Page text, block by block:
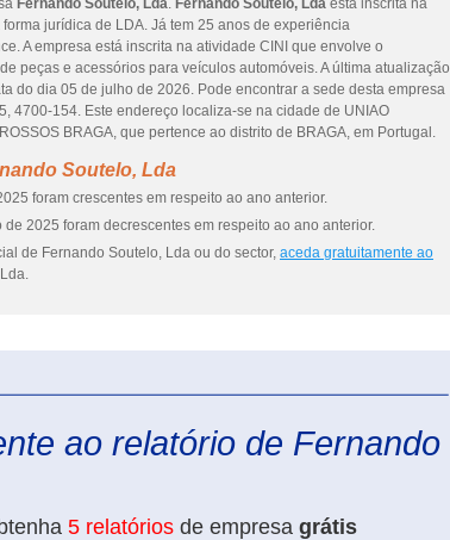
Fernando Soutelo, Lda. Fernando Soutelo, Lda está inscrita na
jurídica de LDA. Já tem 25 anos de experiência
A empresa está inscrita na atividade CINI que envolve o
peças e acessórios para veículos automóveis. A última atualização
do dia 05 de julho de 2026. Pode encontrar a sede desta empresa
4700-154. Este endereço localiza-se na cidade de UNIAO
BRAGA, que pertence ao distrito de BRAGA, em Portugal.
Soutelo, Lda
foram crescentes em respeito ao ano anterior.
2025 foram decrescentes em respeito ao ano anterior.
de Fernando Soutelo, Lda ou do sector, aceda gratuitamente ao
ao relatório de Fernando
5 relatórios de empresa grátis